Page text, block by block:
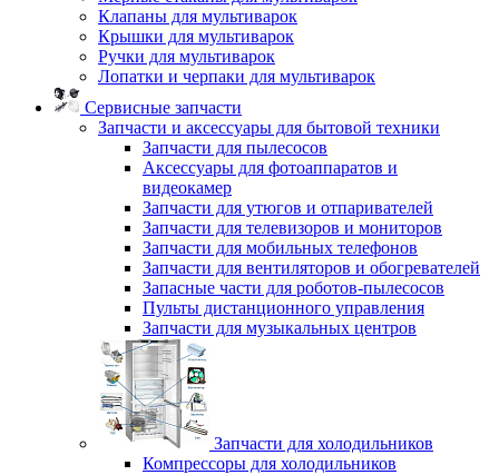
Клапаны для мультиварок
Крышки для мультиварок
Ручки для мультиварок
Лопатки и черпаки для мультиварок
Сервисные запчасти
Запчасти и аксессуары для бытовой техники
Запчасти для пылесосов
Аксессуары для фотоаппаратов и
видеокамер
Запчасти для утюгов и отпаривателей
Запчасти для телевизоров и мониторов
Запчасти для мобильных телефонов
Запчасти для вентиляторов и обогревателей
Запасные части для роботов-пылесосов
Пульты дистанционного управления
Запчасти для музыкальных центров
Запчасти для холодильников
Компрессоры для холодильников